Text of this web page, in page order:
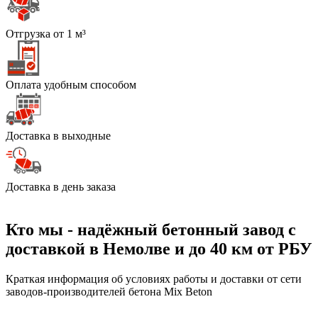
Отгрузка от 1 м³
Оплата удобным способом
Доставка в выходные
Доставка в день заказа
Кто мы - надёжный бетонный завод с
доставкой в Немолве и до 40 км от РБУ
Краткая информация об условиях работы и доставки от сети
заводов-производителей бетона Mix Beton